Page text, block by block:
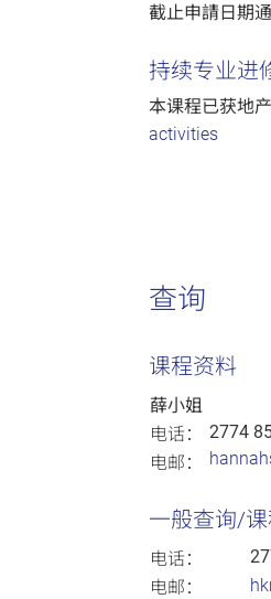
截止申請日期
持续专业进
本课程已获地
activities
查询
课程资料
薛小姐
电话：
2774
电邮：
一般查询/
电话：
电邮：